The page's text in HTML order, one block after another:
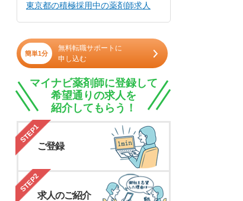
東京都の積極採用中の薬剤師求人
簡単1分
無料転職サポートに
申し込む
マイナビ薬剤師に登録して
希望通りの求人を
紹介してもらう！
STEP1
ご登録
STEP2
求人のご紹介